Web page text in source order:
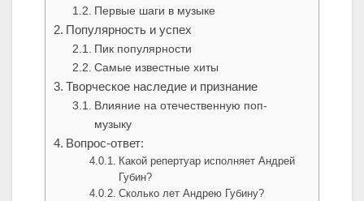
Первые шаги в музыке
Популярность и успех
Пик популярности
Самые известные хиты
Творческое наследие и признание
Влияние на отечественную поп-
музыку
Вопрос-ответ:
Какой репертуар исполняет Андрей
Губин?
Сколько лет Андрею Губину?